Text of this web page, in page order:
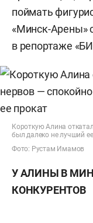
поймать
«Минск-Арены»
в репортаже
Короткую Алина
был далеко не лучший
Фото: Рустам Имамов
У АЛИНЫ В
КОНКУРЕНТОВ